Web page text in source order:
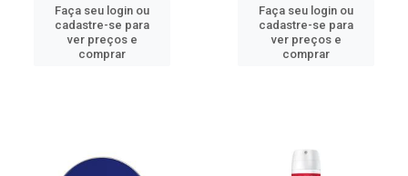
Faça seu login ou
cadastre-se para
ver preços e
comprar
Faça seu login ou
cadastre-se para
ver preços e
comprar